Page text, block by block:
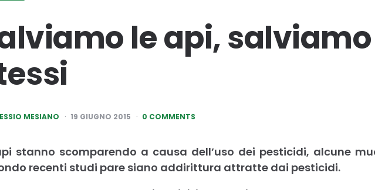
le api,
MESIANO 19 GIUGNO 2015 0 COMMENTS
stanno scomparendo a causa dell’uso dei pesticidi, alcune
recenti studi pare siano addirittura attratte dai pesticidi.